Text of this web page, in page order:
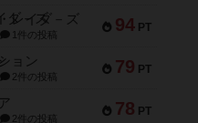
94 PT
レイダ－ズ
1件の投稿
79 PT
ョン
2件の投稿
78 PT
2件の投稿